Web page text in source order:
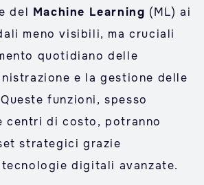
del Machine Learning (ML) ai
meno visibili, ma cruciali
quotidiano delle
e la gestione delle
funzioni, spesso
centri di costo, potranno
strategici grazie
digitali avanzate.